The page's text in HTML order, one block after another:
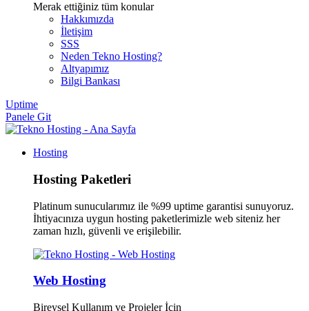
Merak ettiğiniz tüm konular
Hakkımızda
İletişim
SSS
Neden Tekno Hosting?
Altyapımız
Bilgi Bankası
Uptime
Panele Git
Hosting
Hosting Paketleri
Platinum sunucularımız ile %99 uptime garantisi sunuyoruz.
İhtiyacınıza uygun hosting paketlerimizle web siteniz her
zaman hızlı, güvenli ve erişilebilir.
Web Hosting
Bireysel Kullanım ve Projeler İçin